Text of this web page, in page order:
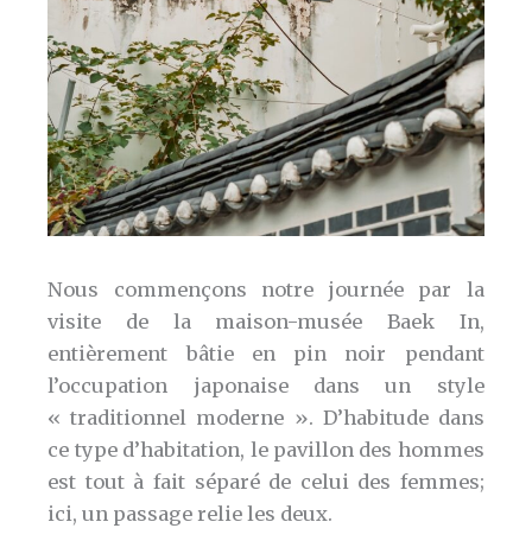
Nous commençons notre journée par la
visite de la maison-musée Baek In,
entièrement bâtie en pin noir pendant
l’occupation japonaise dans un style
« traditionnel moderne ». D’habitude dans
ce type d’habitation, le pavillon des hommes
est tout à fait séparé de celui des femmes;
ici, un passage relie les deux.